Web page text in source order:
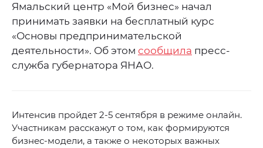
Ямальский центр «Мой бизнес» начал
принимать заявки на бесплатный курс
«Основы предпринимательской
деятельности». Об этом сообщила пресс-
служба губернатора ЯНАО.
Интенсив пройдет 2-5 сентября в режиме онлайн.
Участникам расскажут о том, как формируются
бизнес-модели, а также о некоторых важных